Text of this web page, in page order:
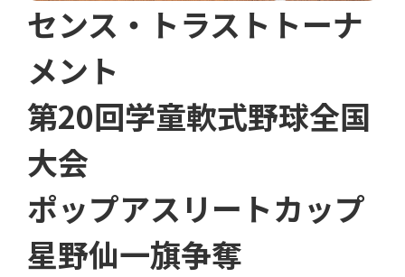
センス・トラストトーナ
メント
第20回学童軟式野球全国
大会
ポップアスリートカップ
星野仙一旗争奪